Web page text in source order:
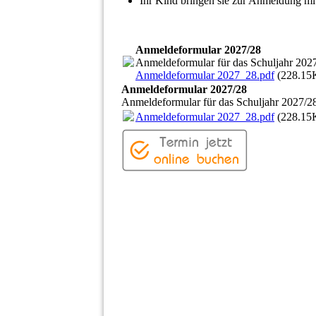
Anmeldeformular 2027/28
Anmeldeformular für das Schuljahr
Anmeldeformular 2027_28.pdf
Anmeldeformular 2027/28
Anmeldeformular für das Schuljahr 2027/
Anmeldeformular 2027_28.pdf